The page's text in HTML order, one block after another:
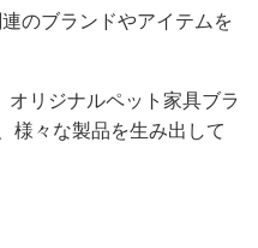
のブランドやアイテムを
リジナルペット家具ブラ
様々な製品を生み出して